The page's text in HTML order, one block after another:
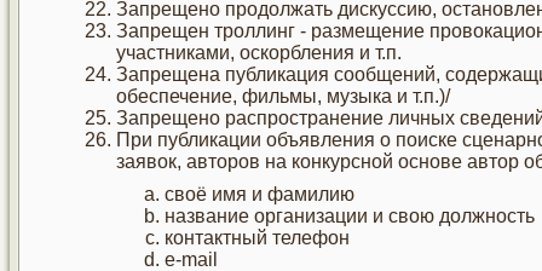
Запрещено продолжать дискуссию,
Запрещен троллинг - размещение
участниками, оскорбления и т.п.
Запрещена публикация сообщений,
обеспечение, фильмы, музыка и т.п.)/
Запрещено распространение личных
При публикации объявления о поиске
заявок, авторов на конкурсной основе автор
своё имя и фамилию
название организации и свою должность
контактный телефон
e-mail